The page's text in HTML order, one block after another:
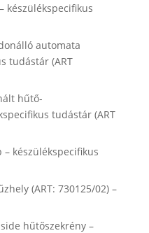
készülékspecifikus
automata
tudástár (ART
hűtő-
tudástár (ART
– készülékspecifikus
(ART: 730125/02) –
hűtőszekrény –